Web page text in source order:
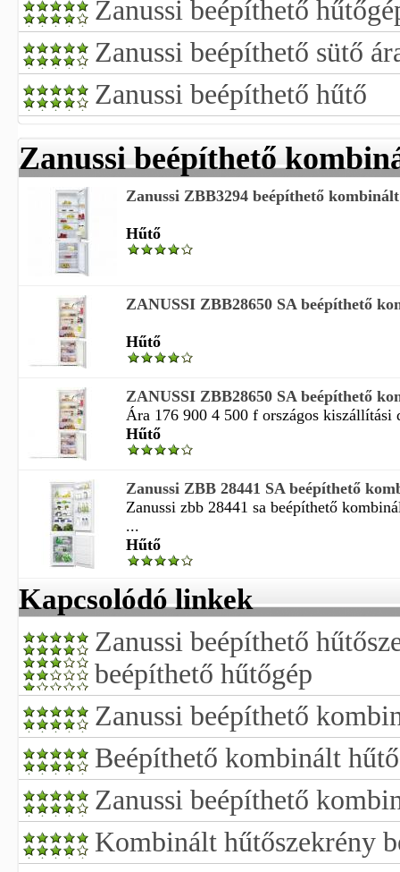
Zanussi beépíthető
Zanussi beépíthető sütő
Zanussi beépíthető hűtő
Zanussi beépíthető
Zanussi ZBB3294 beépíthető
Hűtő
ZANUSSI ZBB28650 SA beépíthető
Hűtő
ZANUSSI ZBB28650 SA beépíthető
Ára 176 900 4 500 f országos kiszállítási
Hűtő
Zanussi ZBB 28441 SA beépíthető
Zanussi zbb 28441 sa beépíthető
...
Hűtő
Kapcsolódó linkek
Zanussi beépíthető
beépíthető hűtőgép
Zanussi beépíthető
Beépíthető kombinált
Zanussi beépíthető
Kombinált hűtőszekrény